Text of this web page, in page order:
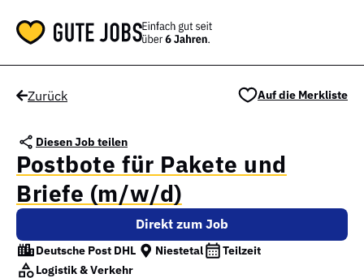
Zurück
Diesen Job teilen
Auf die Merkliste
Postbote für Pakete und
Briefe (m/w/d)
Direkt zum Job
Deutsche Post DHL Niestetal
Teilzeit
Logistik & Verkehr